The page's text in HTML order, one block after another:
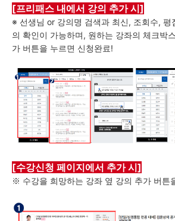
[프리패스 내에서 강의 추가 시]
※ 선생님 or 강의명 검색과 최신, 조회수, 평
의 확인이 가능하며, 원하는 강좌의 체크박
가 버튼을 누르면 신청완료!
[수강신청 페이지에서 추가 시]
※ 수강을 희망하는 강좌 옆 강의 추가 버튼